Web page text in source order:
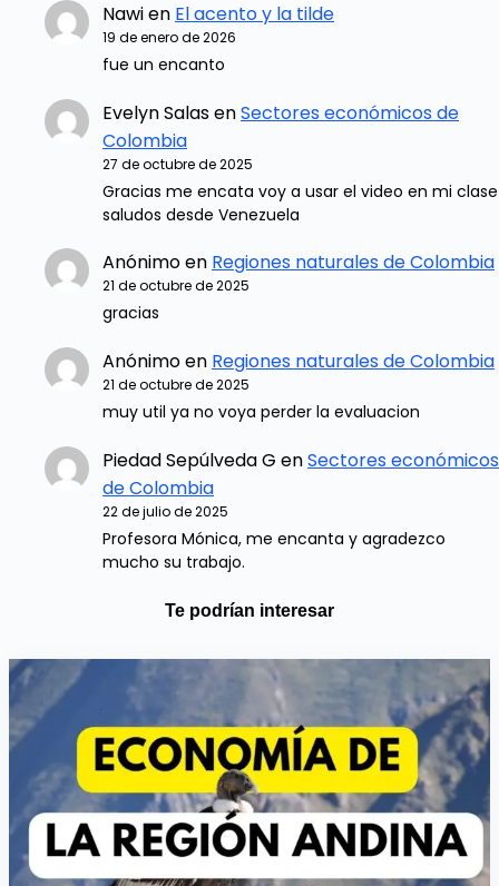
Nawien El acento y la tilde
19 de enero de 2026
fue un encanto
Evelyn SalasenSectores económicos de
Colombia
27 de octubre de 2025
Gracias me encata voy a usar el video en mi clase
saludos desde Venezuela
Anónimoen Regiones naturales de Colombia
21 de octubre de 2025
gracias
Anónimoen Regiones naturales de Colombia
21 de octubre de 2025
muy util ya no voya perder la evaluacion
Piedad Sepúlveda G enSectores económicos
de Colombia
22 de julio de 2025
Profesora Mónica, me encanta y agradezco
mucho su trabajo.
Te podrían interesar